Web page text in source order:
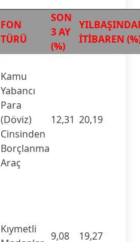
FON
TÜRÜ
SON
3 AY
(%)
İTİBAREN
Kamu
Yabancı
Para
(Döviz)
Cinsinden
Borçlanma
Araç
12,31 20,19
Kıymetli
9,08 19,27